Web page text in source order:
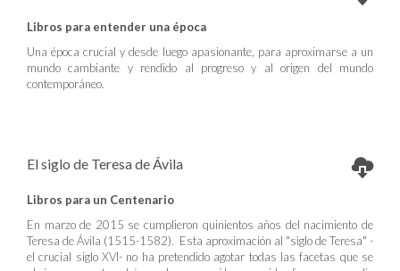
Libros para entender una época
Una época crucial y desde luego apasionante, para aproximarse a un
mundo cambiante y rendido al progreso y al origen del mundo
contemporáneo.
El siglo de Teresa de Ávila
Libros para un Centenario
En marzo de 2015 se cumplieron quinientos años del nacimiento de
Teresa de Ávila (1515-1582). Esta aproximación al "siglo de Teresa" -
el crucial siglo XVI- no ha pretendido agotar todas las facetas que se